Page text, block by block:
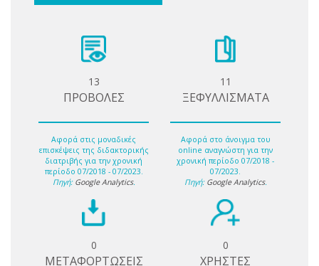
13
ΠΡΟΒΟΛΕΣ
Αφορά στις μοναδικές
επισκέψεις της διδακτορικής
διατριβής για την χρονική
περίοδο 07/2018 - 07/2023.
Πηγή: Google Analytics.
11
ΞΕΦΥΛΛΙΣΜΑΤΑ
Αφορά στο άνοιγμα του
online αναγνώστη για την
χρονική περίοδο 07/2018 -
07/2023.
Πηγή: Google Analytics.
0
ΜΕΤΑΦΟΡΤΩΣΕΙΣ
0
ΧΡΗΣΤΕΣ